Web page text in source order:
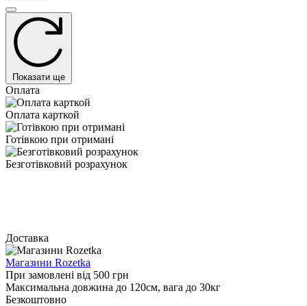
Показати ще
Оплата
Оплата карткой
Готівкою при отримані
Безготівковий розрахунок
Доставка
Магазини Rozetka
При замовлені від 500 грн
Максимальна довжина до 120см, вага до 30кг
Безкоштовно